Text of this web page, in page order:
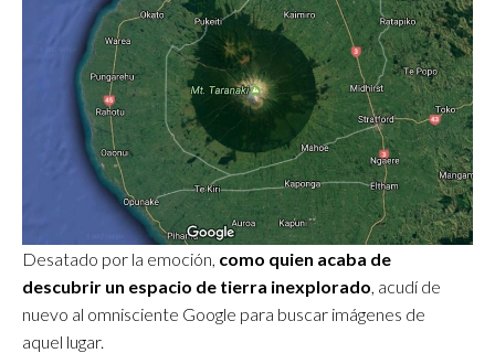
Desatado por la emoción, como quien acaba de
descubrir un espacio de tierra inexplorado , acudí de
nuevo al omnisciente Google para buscar imágenes de
aquel lugar.